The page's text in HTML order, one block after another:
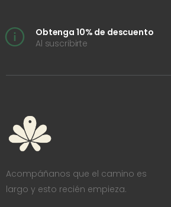
Obtenga 10% de descuento
Al suscribirte
Acompáñanos que el camino es
largo y esto recién empieza.